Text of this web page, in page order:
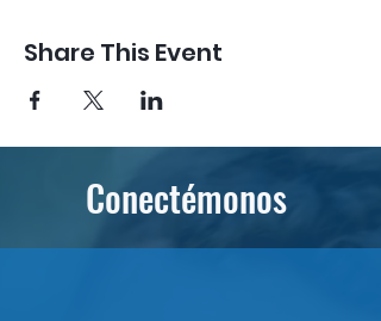
Share This Event
Conectémonos